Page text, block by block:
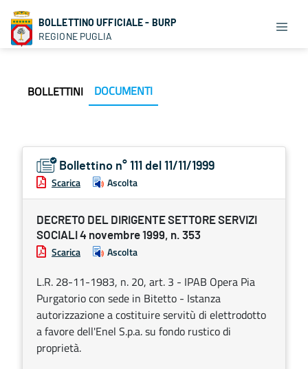
BOLLETTINO UFFICIALE - BURP
REGIONE PUGLIA
BOLLETTINI DOCUMENTI
Bollettino n° 111 del 11/11/1999
Scarica Ascolta
DECRETO DEL DIRIGENTE SETTORE SERVIZI
SOCIALI 4 novembre 1999, n. 353
Scarica Ascolta
L.R. 28-11-1983, n. 20, art. 3 - IPAB Opera Pia
Purgatorio con sede in Bitetto - Istanza
autorizzazione a costituire servitù di elettrodotto
a favore dell'Enel S.p.a. su fondo rustico di
proprietà.